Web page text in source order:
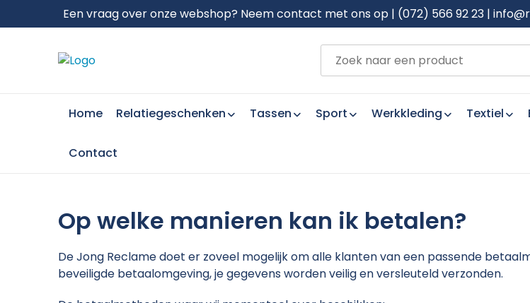
Een vraag over onze webshop? Neem contact met ons op | (072) 566 92 23 |
Home Relatiegeschenken Tassen Sport Werkkleding Textiel
Contact
Op welke manieren kan ik betalen?
De Jong Reclame doet er zoveel mogelijk om alle klanten van een passende
beveiligde betaalomgeving, je gegevens worden veilig en versleuteld verzonden.